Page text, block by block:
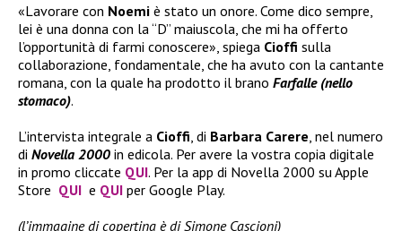
«Lavorare con Noemi è stato un onore. Come dico sempre,
lei è una donna con la “D” maiuscola, che mi ha offerto
l’opportunità di farmi conoscere», spiega Cioffi sulla
collaborazione, fondamentale, che ha avuto con la cantante
romana, con la quale ha prodotto il brano Farfalle (nello
stomaco).
L’intervista integrale a Cioffi , di Barbara Carere , nel numero
di Novella 2000 in edicola. Per avere la vostra copia digitale
in promo cliccate QUI. Per la app di Novella 2000 su Apple
Store QUI e QUI per Google Play.
(l’immagine di copertina è di Simone Cascioni)